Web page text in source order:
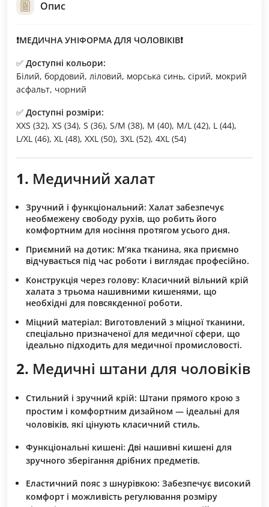
Опис
❗МЕДИЧНА УНІФОРМА ДЛЯ ЧОЛОВІКІВ❗
✅ Доступні кольори:
Білий, бордовий, ліловий, морська синь, сірий, мокрий
асфальт, чорний
✅ Доступні розміри:
XXS (32), XS (34), S (36), S/M (38), M (40), M/L (42), L (44),
L/XL (46), XL (48), XXL (50), 3XL (52), 4XL (54)
1. Медичний халат
Зручний і функціональний: Халат забезпечує
необмежену свободу рухів, що робить його
комфортним для носіння протягом усього дня.
Приємний на дотик: М’яка тканина, яка приємно
відчувається під час роботи і виглядає професійно.
Конструкція через голову: Класичний вільний крій
халата з трьома нашивними кишенями, що
необхідні для повсякденної роботи.
Міцний матеріал: Виготовлений з міцної тканини,
спеціально призначеної для медичної сфери, що
ідеально підходить для медичної промисловості.
2. Медичні штани для чоловіків
Стильний і зручний крій: Штани прямого крою з
простим і комфортним дизайном — ідеальні для
чоловіків, які цінують класичний стиль.
Функціональні кишені: Дві нашивні кишені для
зручного зберігання дрібних предметів.
Еластичний пояс з шнурівкою: Забезпечує високий
комфорт і можливість регулювання розміру